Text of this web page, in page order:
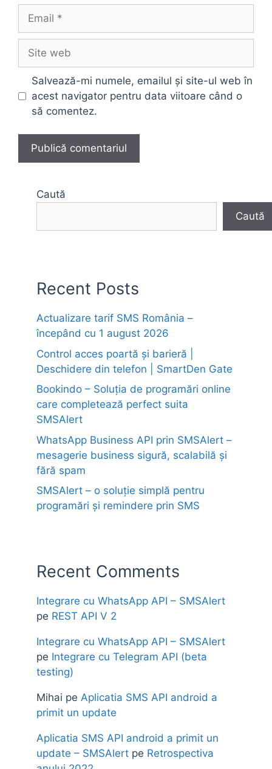
web
Salvează-mi numele, emailul și site-ul web în
acest navigator pentru data viitoare când o
să comentez.
Caută
Caută
Recent Posts
Actualizare tarif SMS România –
începând cu 1 august 2026
Control acces poartă și barieră |
Deschidere din telefon | SmartDen Gate
Bookindo – Soluția de programări online
care completează perfect suita
SMSAlert
WhatsApp Business API prin SMSAlert –
mesagerie business sigură, scalabilă și
fără spam
SMSAlert – o soluție simplă pentru
programări și remindere prin SMS
Recent Comments
Integrare cu WhatsApp API – SMSAlert
pe REST API V 2
Integrare cu WhatsApp API – SMSAlert
pe Integrare cu Telegram API (beta
testing)
Mihai pe Aplicatia SMS API android a
primit un update
Aplicatia SMS API android a primit un
update – SMSAlert pe Retrospectiva